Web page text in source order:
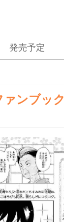
発売予定
ンブック